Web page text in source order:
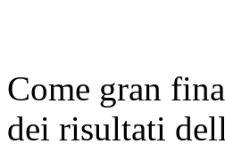
Come gran
dei risultati